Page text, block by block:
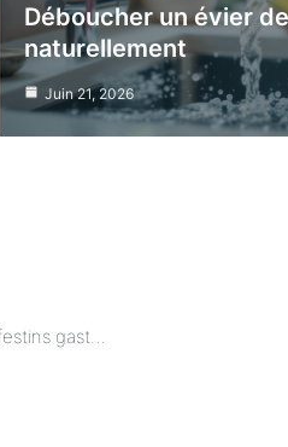
Déboucher un évier
naturellement
Juin 21, 2026
Astuce récup’ : transformez vos restes en festins gastronomiques dignes d’un Top Chef !